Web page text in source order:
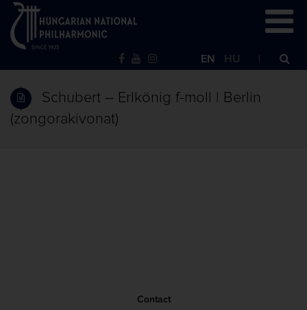
EN HU
Schubert – Erlkönig f-moll | Berlin
(zongorakivonat)
Contact